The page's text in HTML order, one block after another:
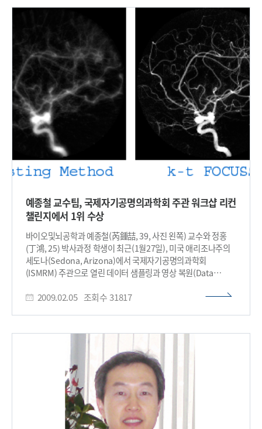
의해 511keV의 감마선 쌍이 180도 방향으로 방출된다. ●
에너지 분해능 - 방사선 측정기에서 서로 다른 에너지의 방사선을
방사선으로부터 표적물질이 구분 가능하다. ● 시간 분해능 -
방사선 측정기에서 측정된 서로 다른 신호의 반응 시간을 구별 할
수 있는 능력. 시간 분해능이 높아야 180도 방출된 소멸방사선의
동시계수가 가능하다. <보충자료> ▣ 의료영상기기의 특징 및
현황(2011년 6월 기준) 1) CT - 원리 : 빛 에너지인 X선을 360도
각도에서 촬영해 재구성한다. 2차, 3차원 영상촬영이 가능하다 -
특징 : 조직의 밀도차이를 구별한다. 움직이는 장기(심장, 폐,
내장) 촬영에 적합하다. MRI보다 저렴하며 조영제를 쓰기도 한다.
국내보유 : 1743대, 대당가격 : 15억원 2) PET - 원리 : 방사성
약을 인체에 주사하면 포도당 등과 결합해 양전자가 나온다. 이때
나오는 감마선 신호를 영상화 한다. - 특징 : 인체 조직의 기능과
대사 상태를 영상화한다. 한 번 만에 전신을 찍는다. 문제 위치를
국내보유 : 155대, 대당가격 : 20억원 3) MRI - 원리 : 체내 물
성분의 하나인 수소 원자핵에 자기장을 걸고 핵 진동을 일으켜
혈관, 지방, 뇌를 CT보다 정확히 보여준다. 방사선을 쓰지 않는다.
국내보유 : 985대, 대당가격 : 20억원 ▣ PET-MR의 임상적
유용성 PET-MR은 PET(양전자단층촬영장치)와
MRI(자기공명영상장치)의 장점만을 합친 퓨전(융합)
영상기기이다. –PET는 뇌세포의 유전자 및 분자과학적인 변화를
알 수 있지만, 공간해상도가 떨어진다는 단점이 있다. –반대로
MR은 수백 mm 정도로 해상도가 높으나 유전자 및 분자과학적인
뇌 세포의 기능 및 분자과학적인 변화를 3차원 고정밀 영상으로
얻을 수 있다. –6겹으로 이루어진 뇌의 피질을 층마다 분리해
정밀하게 볼 수 있으며(해부학적 고해상도 영상), 뇌의
미세혈관도 분자수준에서 관찰(생리학적 고민감도 영상)이
가능하다. –MRI영상과 PET 영상을 동시에 얻음으로써 같은
위치에 있는 조직의 생화학적 변화를 동시에 관찰하여 진단의
민감도(sensitivity, TP)와 특이도(specificity, TN)를 향상시킬
수 있다.–저해상도 PET 영상이 호흡이나 심장박동과 같이 인체의
수행되었고, 연구결과는 화학분야 세계 최고 권위의 과학
전문지인 ‘네이처 케미스트리(Nature Chemistry)’지 온라인
속보(7월 4일자)에 주요 논문으로 게재되었다. 김상규 교수
연구팀은 지금까지 이론적으로만 존재했던 원뿔형 교차점을
실험적으로 구체화하고, 화학반응의 핵심이론을 검증했으며,
화학 반응을 제어하는 새로운 방법론 구축에 성공하였다. 원뿔형
교차점은 화학반응은 물론이고, 우리 눈의 망막에서 일어나는
광이성질체화(光異性質體化)* 반응 및 DNA의 강한 자외선 보호
메커니즘 등 화학과 의학 문제를 설명하는데 필수적인 매우
중요한 화학적 개념이다. ※ 광이성질체화
(photoisomerization) : 분자가 빛을 흡수하여 들뜬상태를
거쳐 이성질체화를 일으키는 현상 학계는 눈 깜짝할 사이에
사라지고, 다차원적 위치에너지의 복잡한 구조를 지닌
‘화학반응의 특이점’에 접근하는 것이 사실상 불가능해, 지금까지
원뿔형 교차점의 존재를 실험적으로 규명하기 위해 무수히
전자적 양자상태가 화학반응을 하면서 중첩하는 지점에 발생한
원뿔형 교차점을 관측하고, 에너지 위치와 자세한 분자구조를
유추해냈다. 김 교수팀은 레이저와 분자선 기술을 사용하여
분자의 특정 양자 상태에서 일어나는 화학반응의 자세한
동역학적 움직임을 살펴본 결과, 두 개의 서로 다른 전자적
양자상태가 중첩될 때 뚜렷한 공명 (resonance)현상이
발생하며, 이것은 원뿔형 교차점에 의한 것임을 확인하였다.
김상규 교수는 “화학반응에서 전자와 핵 사이에 상호작용이 가장
크게 일어나는, 화학반응의 핵심개념인 원뿔형 교차점을 최초로
관측한 점은 이번 연구의 가장 큰 성과로, 향후 화학반응을 원하는
원천적 기초지식 기반을 마련하였다”라고 연구의의를 밝혔다.​
예종철 교수팀, 국제자기공명의과학회 주관 워크샵 리컨
챌린지에서 1위 수상
바이오및뇌공학과 예종철(芮鍾喆, 39, 사진 왼쪽) 교수와 정홍
(丁鴻, 25) 박사과정 학생이 최근(1월27일), 미국 애리조나주의
세도나(Sedona, Arizona)에서 국제자기공명의과학회
(ISMRM) 주관으로 열린 데이터 샘플링과 영상 복원(Data
(Recon Challenge)에서, 미국과 유럽의 주요 자기공명영상
기법을 이용해서는 영상화하기 어려운 인체 부위를 고해상도로
매 2년마다 열리고 있으며, 올해의 경우는 뇌혈관조영 영상에서의
시공간 분해능과 관절 영상에서의 공간 분해능을 얼마나
향상시키는가 하는 2가지 분야에서 경쟁했다. 미국의 메이오
클리닉(Mayo Clinic), 스탠포드대 의과대학, 버로우 뇌과학
연구소 (Barrow Neurological Institute), 위스콘신대
의과대학 등의 영상의학과 의사들이 심사위원으로 참석해 세계
2009.02.05 조회수31817